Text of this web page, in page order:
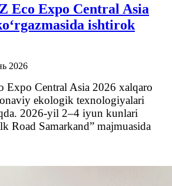
Eco Expo Central Asia
ishtirok
2026
Expo Central Asia 2026 xalqaro
ekologik texnologiyalari
2026-yil 2–4 iyun kunlari
Road Samarkand” majmuasida